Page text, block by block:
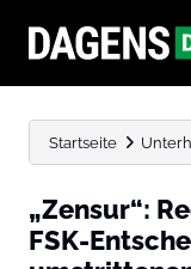
Startseite
„Zensur“:
FSK-